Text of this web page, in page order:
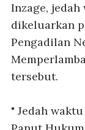
Inzage,
dikeluarkan
Pengadilan
tersebut.
" Jedah